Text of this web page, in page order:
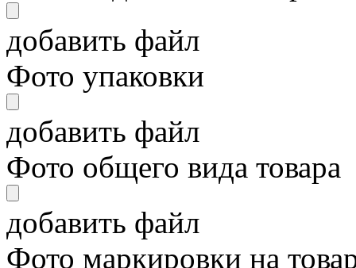
добавить файл
Фото упаковки
добавить файл
Фото общего вида товара
добавить файл
Фото маркировки на